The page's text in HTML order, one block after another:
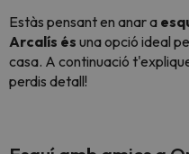
Estàs pensant en anar a
Arcalís és una opció ideal
casa. A continuació
perdis detall!